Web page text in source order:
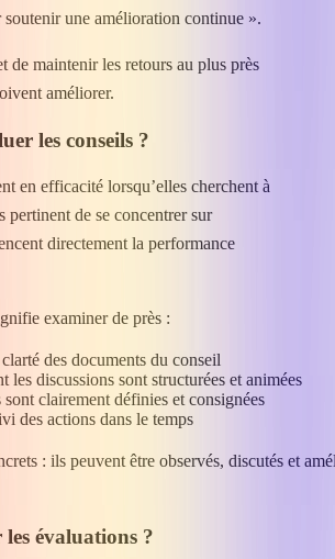
une amélioration continue ».
de maintenir les retours au plus près
améliorer.
les conseils ?
en efficacité lorsqu’elles cherchent à
de se concentrer sur
directement la performance
examiner de près :
des documents du conseil
les discussions sont structurées et animées
sont clairement définies et consignées
des actions dans le temps
: ils peuvent être observés, discutés et
évaluations ?